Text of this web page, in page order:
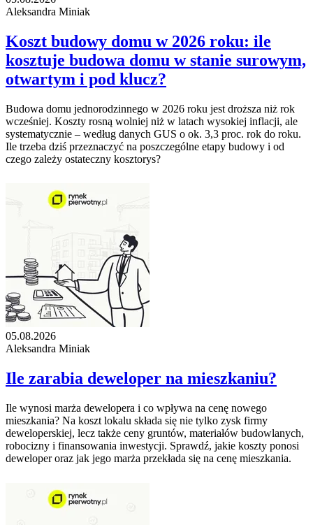
Aleksandra Miniak
Koszt budowy domu w 2026 roku: ile
kosztuje budowa domu w stanie surowym,
otwartym i pod klucz?
Budowa domu jednorodzinnego w 2026 roku jest droższa niż rok
wcześniej. Koszty rosną wolniej niż w latach wysokiej inflacji, ale
systematycznie – według danych GUS o ok. 3,3 proc. rok do roku.
Ile trzeba dziś przeznaczyć na poszczególne etapy budowy i od
czego zależy ostateczny kosztorys?
05.08.2026
Aleksandra Miniak
Ile zarabia deweloper na mieszkaniu?
Ile wynosi marża dewelopera i co wpływa na cenę nowego
mieszkania? Na koszt lokalu składa się nie tylko zysk firmy
deweloperskiej, lecz także ceny gruntów, materiałów budowlanych,
robocizny i finansowania inwestycji. Sprawdź, jakie koszty ponosi
deweloper oraz jak jego marża przekłada się na cenę mieszkania.